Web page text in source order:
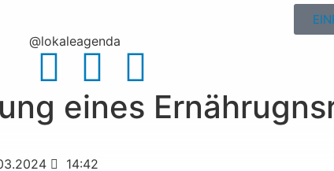
@lokaleagenda
eines
14:42